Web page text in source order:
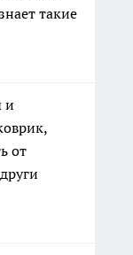
такие
и
от